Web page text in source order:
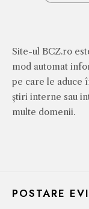
Site-ul BCZ.ro
mod automat
pe care le aduce
ştiri interne sau
multe domenii.
POSTARE